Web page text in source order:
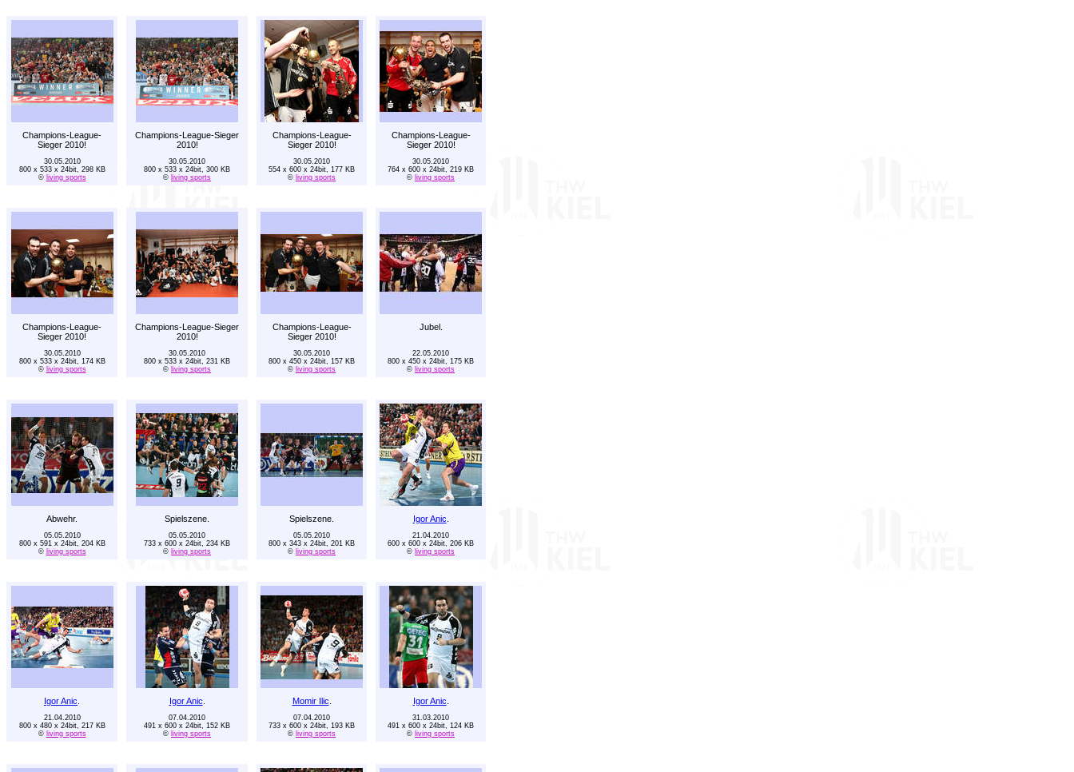
Champions-League-
Sieger 2010!
Champions-League-Sieger
2010!
Champions-League-
Sieger 2010!
Champions-League-
Sieger 2010!
30.05.2010
800 x 533 x 24bit, 298 KB
© living sports
30.05.2010
800 x 533 x 24bit, 300 KB
© living sports
30.05.2010
554 x 600 x 24bit, 177 KB
© living sports
30.05.2010
764 x 600 x 24bit, 219 KB
© living sports
Champions-League-
Sieger 2010!
Champions-League-Sieger
2010!
Champions-League-
Sieger 2010!
Jubel.
30.05.2010
800 x 533 x 24bit, 174 KB
© living sports
30.05.2010
800 x 533 x 24bit, 231 KB
© living sports
30.05.2010
800 x 450 x 24bit, 157 KB
© living sports
22.05.2010
800 x 450 x 24bit, 175 KB
© living sports
Abwehr. Spielszene. Spielszene. Igor Anic
05.05.2010
800 x 591 x 24bit, 204 KB
© living sports
05.05.2010
733 x 600 x 24bit, 234 KB
© living sports
05.05.2010
800 x 343 x 24bit, 201 KB
© living sports
21.04.2010
600 x 600 x 24bit, 206 KB
© living sports
Igor Anic Igor Anic Momir Ilic Igor Anic
21.04.2010
800 x 480 x 24bit, 217 KB
© living sports
07.04.2010
491 x 600 x 24bit, 152 KB
© living sports
07.04.2010
733 x 600 x 24bit, 193 KB
© living sports
31.03.2010
491 x 600 x 24bit, 124 KB
© living sports